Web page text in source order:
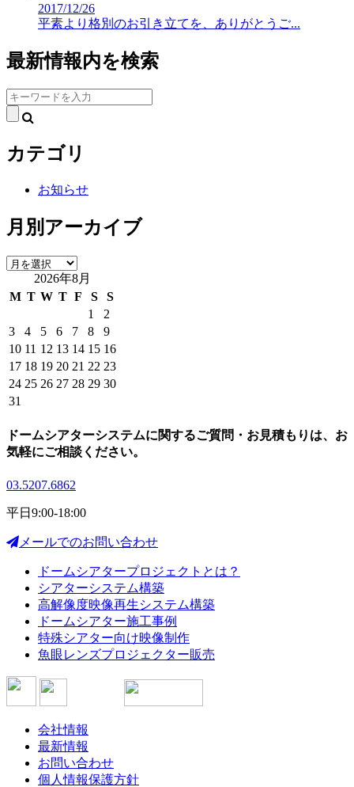
2017/12/26
平素より格別のお引き立てを、ありがとうご...
最新情報内を検索
検
索:
カテゴリ
お知らせ
月別アーカイブ
月
ア
カ
イ
ブ
2026年8月
M T W T F S
S
1
2
3
4 5 6 7 8
9
10 11 12 13 14 15 16
17 18 19 20 21 22 23
24 25 26 27 28 29 30
31
ドームシアターシステムに関するご質問・お見積もりは、 お
気軽にご相談ください。
03.5207.6862
平日9:00-18:00
メールでのお問い合わせ
ドームシアタープロジェクトとは？
シアターシステム構築
高解像度映像再生システム構築
ドームシアター施工事例
特殊シアター向け映像制作
魚眼レンズプロジェクター販売
会社情報
最新情報
お問い合わせ
個人情報保護方針